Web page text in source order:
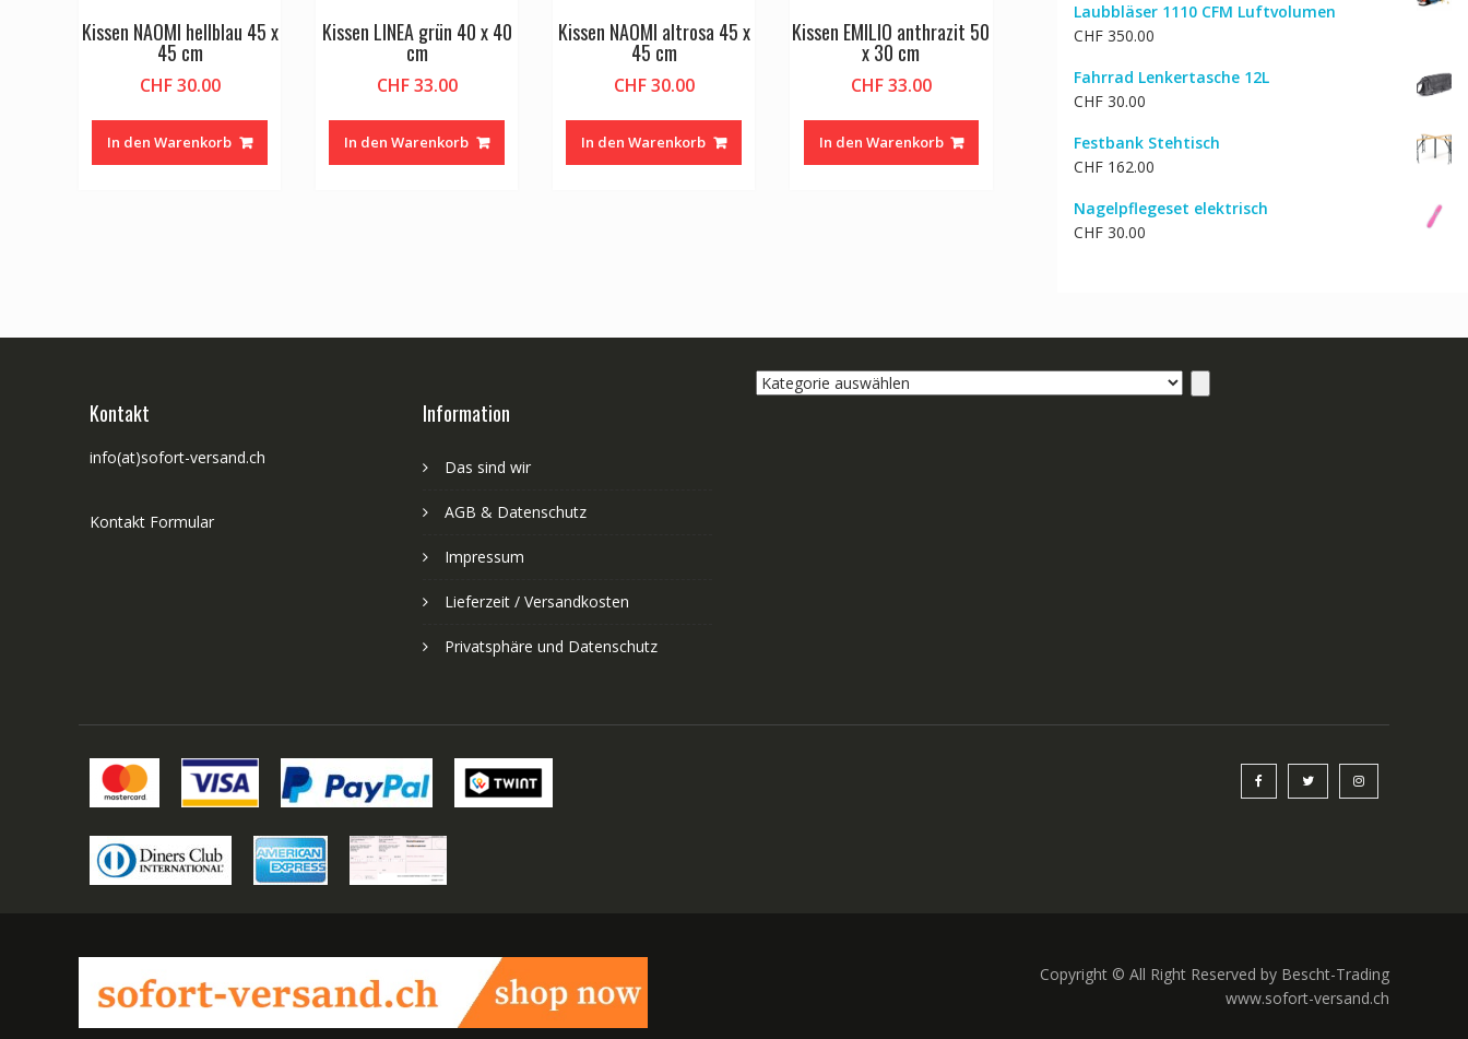
Kissen NAOMI hellblau 45 x
45 cm
CHF30.00
In den Warenkorb
Kissen LINEA grün 40 x 40
cm
CHF33.00
In den Warenkorb
Kissen NAOMI altrosa 45 x
45 cm
CHF30.00
In den Warenkorb
Kissen EMILIO anthrazit 50
x 30 cm
CHF33.00
In den Warenkorb
Laubbläser 1110 CFM Luftvolumen
CHF350.00
Fahrrad Lenkertasche 12L
CHF30.00
Festbank Stehtisch
CHF162.00
Nagelpflegeset elektrisch
CHF30.00
Kontakt
info(at)sofort-versand.ch
Kontakt Formular
Information
Das sind wir
AGB & Datenschutz
Impressum
Lieferzeit / Versandkosten
Privatsphäre und Datenschutz
Kategorie
Copyright © All Right Reserved by Bescht-Trading
www.sofort-versand.ch